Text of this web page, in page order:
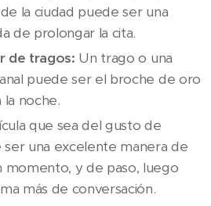
la ciudad puede ser una
de prolongar la cita.
de tragos: Un trago o una
puede ser el broche de oro
noche.
que sea del gusto de
una excelente manera de
momento, y de paso, luego
más de conversación.